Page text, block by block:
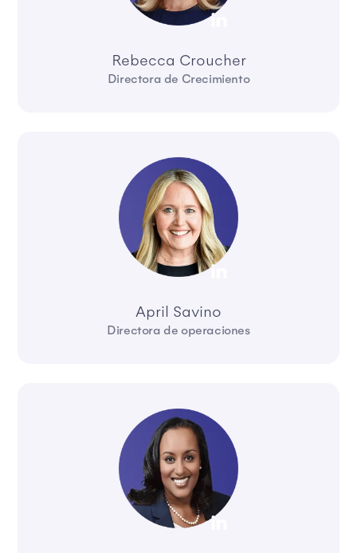
Rebecca Croucher
Directora de Crecimiento
April Savino
Directora de operaciones